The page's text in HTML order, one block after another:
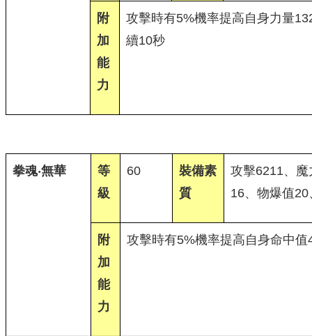
附
加
能
力
攻擊時有5%機率提高自身力量
續10秒
拳魂‧無華
等
級
60
裝備素
質
攻擊6211、
16、物爆值
附
加
能
力
攻擊時有5%機率提高自身命中